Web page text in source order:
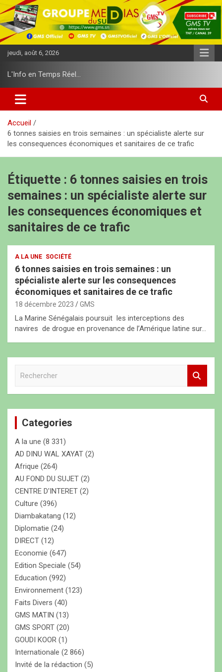
l
l
e
r
o
t
jeudi, août 6, 2026
L'Info en Temps Réel…
Accueil
6 tonnes saisies en trois semaines : un spécialiste alerte sur
les consequences économiques et sanitaires de ce trafic
Étiquette : 6 tonnes saisies en trois
semaines : un spécialiste alerte sur
les consequences économiques et
sanitaires de ce trafic
A LA UNE SOCIÉTÉ
6 tonnes saisies en trois semaines : un
spécialiste alerte sur les consequences
économiques et sanitaires de ce trafic
18 décembre 2023 GMS
La Marine Sénégalais poursuit les interceptions des
navires de drogue en provenance de l’Amérique latine sur…
e
h
e
r
Categories
A la une (8 331)
AD DINU WAL XAYAT (2)
Afrique (264)
AU FOND DU SUJET (2)
CENTRE D'INTERET (2)
Culture (396)
Diambakatang (12)
Diplomatie (24)
DIRECT (12)
Economie (647)
Edition Speciale (54)
Education (992)
Environnement (123)
Faits Divers (40)
GMS MATIN (13)
GMS SPORT (20)
GOUDI KOOR (1)
Internationale (2 866)
Invité de la rédaction (5)